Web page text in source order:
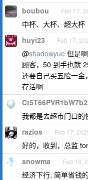
boubou Feb 17,
中杯、大杯、超大杯
huyi23 Feb 17,
@shadowyue 但是
顾客，50 到手也就
还要自己买五险一金
存活啊
我都是去超市门口
razios Feb 17,
好的，收到，总监
snowma Feb 18,
经济下行, 简单省钱